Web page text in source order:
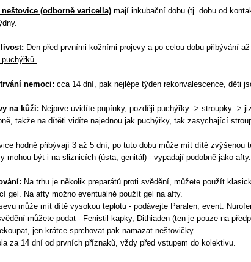
neštovice (odborně varicella) mají inkubační dobu (tj. dobu od
Den před prvními kožními projevy a po celou dobu přibývání
nemoci: cca 14 dní, pak nejlépe týden rekonvalescence, děti
na kůži: Nejprve uvidíte pupínky, později puchýřky -> stroupky ->
takže na dítěti vidíte najednou jak puchýřky, tak zasychající
hodně přibývají 3 až 5 dní, po tuto dobu může mít dítě zvýšenou
mohou být i na sliznicích (ústa, genitál) - vypadají podobně jako afty.
Na trhu je několik preparátů proti svědění, můžete použít
gel. Na afty možno eventuálně použít gel na afty.
může mít dítě vysokou teplotu - podávejte Paralen, event.
můžete podat - Fenistil kapky, Dithiaden (ten je pouze na
jen krátce sprchovat pak namazat neštovičky.
za 14 dní od prvních příznaků, vždy před vstupem do kolektivu.